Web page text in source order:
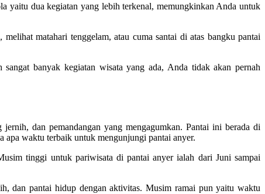
yaitu dua kegiatan yang lebih terkenal, memungkinkan Anda untuk
matahari tenggelam, atau cuma santai di atas bangku pantai
banyak kegiatan wisata yang ada, Anda tidak akan pernah
dan pemandangan yang mengagumkan. Pantai ini berada di
apa waktu terbaik untuk mengunjungi pantai anyer.
tinggi untuk pariwisata di pantai anyer ialah dari Juni sampai
dan pantai hidup dengan aktivitas. Musim ramai pun yaitu waktu